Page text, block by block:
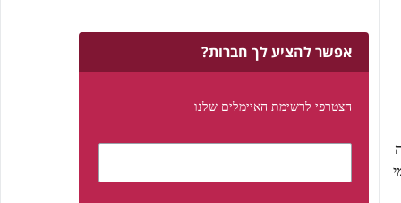
אפשר להציע לך חברות?
הצטרפי לרשימת האיימלים שלנו